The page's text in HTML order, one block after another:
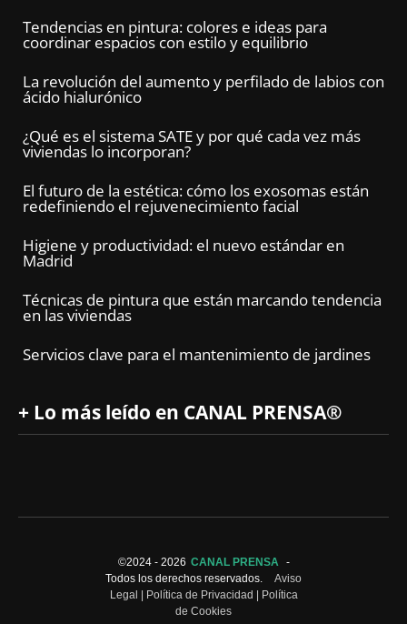
Tendencias en pintura: colores e ideas para
coordinar espacios con estilo y equilibrio
La revolución del aumento y perfilado de labios con
ácido hialurónico
¿Qué es el sistema SATE y por qué cada vez más
viviendas lo incorporan?
El futuro de la estética: cómo los exosomas están
redefiniendo el rejuvenecimiento facial
Higiene y productividad: el nuevo estándar en
Madrid
Técnicas de pintura que están marcando tendencia
en las viviendas
Servicios clave para el mantenimiento de jardines
+ Lo más leído en CANAL PRENSA®
©2024 - 2026 CANAL PRENSA
-
Todos los derechos reservados.
Aviso
Legal
Política de Privacidad
Política
de Cookies